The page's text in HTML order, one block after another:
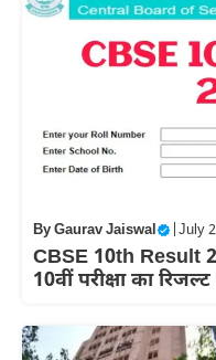
ByGaurav Jaiswal July
CBSE 10th Result
10वीं परीक्षा का